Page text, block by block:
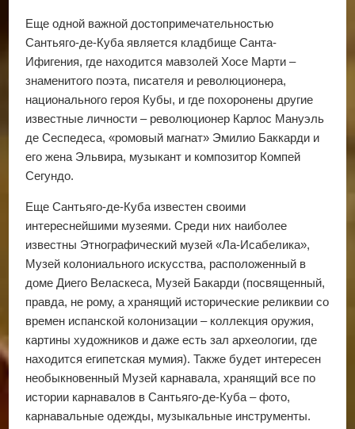
Еще одной важной достопримечательностью
Сантьяго-де-Куба является кладбище Санта-
Ифигения, где находится мавзолей Хосе Марти –
знаменитого поэта, писателя и революционера,
национального героя Кубы, и где похоронены другие
известные личности – революционер Карлос Мануэль
де Сеспедеса, «ромовый магнат» Эмилио Баккарди и
его жена Эльвира, музыкант и композитор Компей
Сегундо.
Еще Сантьяго-де-Куба известен своими
интереснейшими музеями. Среди них наиболее
известны Этнографический музей «Ла-Исабелика»,
Музей колониального искусства, расположенный в
доме Диего Веласкеса, Музей Бакарди (посвященный,
правда, не рому, а хранящий исторические реликвии со
времен испанской колонизации – коллекция оружия,
картины художников и даже есть зал археологии, где
находится египетская мумия). Также будет интересен
необыкновенный Музей карнавала, хранящий все по
истории карнавалов в Сантьяго-де-Куба – фото,
карнавальные одежды, музыкальные инструменты.